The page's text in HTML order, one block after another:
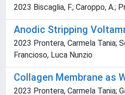
2023 Biscaglia, F.; Caroppo, A.;
Anodic Stripping
2023 Prontera, Carmela Tania;
Francioso, Luca Nunzio
Collagen Membrane as
2023 Prontera, Carmela Tania;